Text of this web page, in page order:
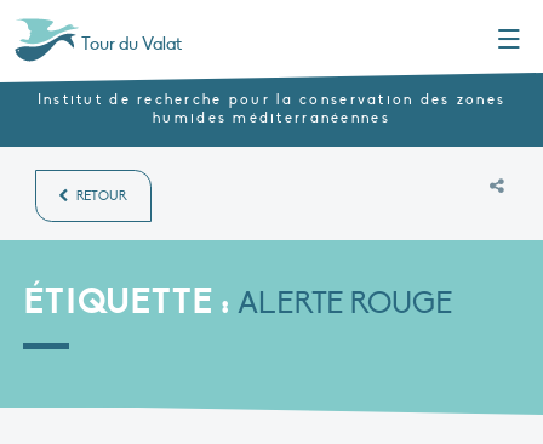
Tour du Valat
Institut de recherche pour la conservation des zones
humides méditerranéennes
RETOUR
ÉTIQUETTE : ALERTE ROUGE